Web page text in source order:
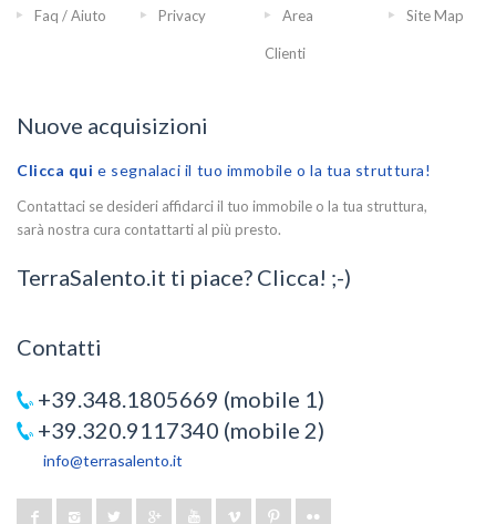
Faq / Aiuto Privacy Area
Clienti
Site Map
Nuove acquisizioni
Clicca qui e segnalaci il tuo immobile o la tua struttura!
Contattaci se desideri affidarci il tuo immobile o la tua struttura,
sarà nostra cura contattarti al più presto.
TerraSalento.it ti piace? Clicca! ;-)
Contatti
+39.348.1805669 (mobile 1)
+39.320.9117340 (mobile 2)
info@terrasalento.it